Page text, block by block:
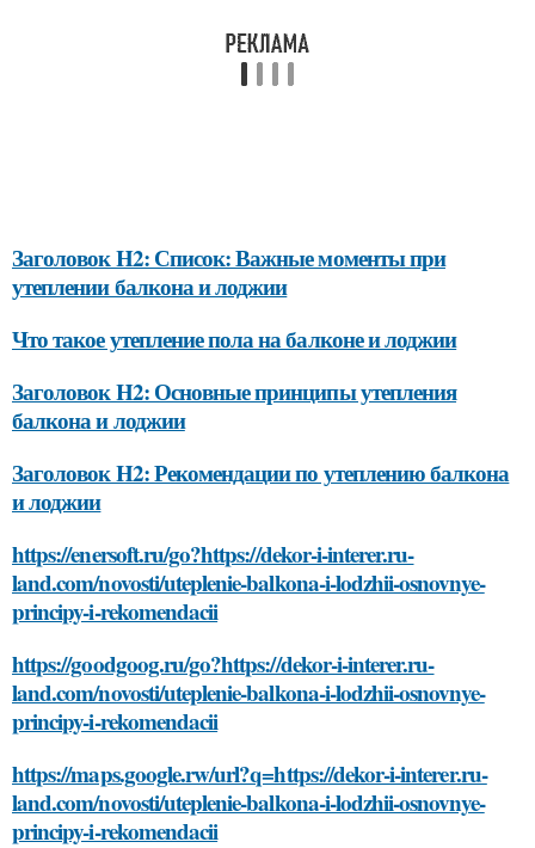
Заголовок H2: Список: Важные моменты при
утеплении балкона и лоджии
Что такое утепление пола на балконе и лоджии
Заголовок H2: Основные принципы утепления
балкона и лоджии
Заголовок H2: Рекомендации по утеплению балкона
и лоджии
https://enersoft.ru/go?https://dekor-i-interer.ru-
land.com/novosti/uteplenie-balkona-i-lodzhii-osnovnye-
principy-i-rekomendacii
https://goodgoog.ru/go?https://dekor-i-interer.ru-
land.com/novosti/uteplenie-balkona-i-lodzhii-osnovnye-
principy-i-rekomendacii
https://maps.google.rw/url?q=https://dekor-i-interer.ru-
land.com/novosti/uteplenie-balkona-i-lodzhii-osnovnye-
principy-i-rekomendacii